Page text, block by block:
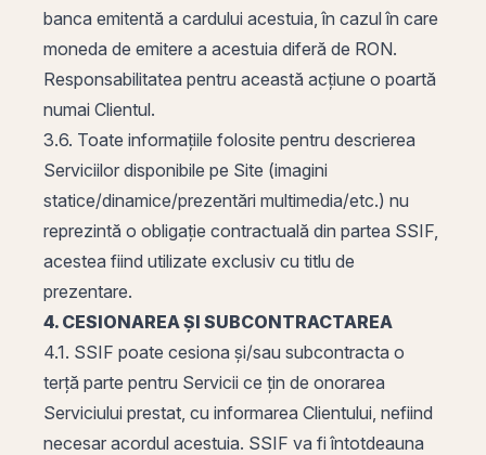
banca emitentă a cardului acestuia, în cazul în care
moneda de emitere a acestuia diferă de RON.
Responsabilitatea pentru această acțiune o poartă
numai Clientul.
3.6. Toate informațiile folosite pentru descrierea
Serviciilor disponibile pe Site (imagini
statice/dinamice/prezentări multimedia/etc.) nu
reprezintă o obligație contractuală din partea SSIF,
acestea fiind utilizate exclusiv cu titlu de
prezentare.
4. CESIONAREA ȘI SUBCONTRACTAREA
4.1. SSIF poate cesiona și/sau subcontracta o
terță parte pentru Servicii ce țin de onorarea
Serviciului prestat, cu informarea Clientului, nefiind
necesar acordul acestuia. SSIF va fi întotdeauna